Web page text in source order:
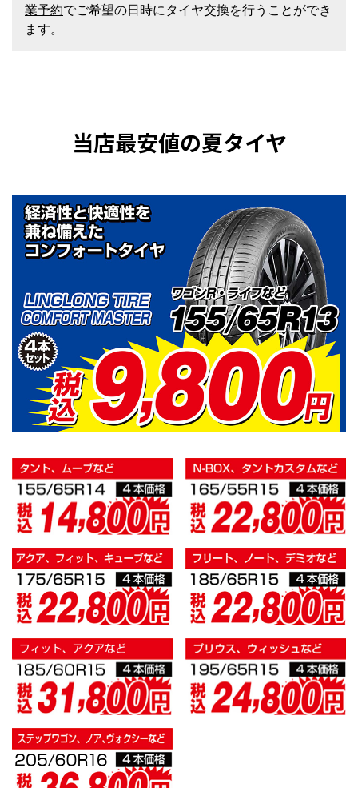
業予約でご希望の日時にタイヤ交換を行うことができ
ます。
当店最安値の夏タイヤ